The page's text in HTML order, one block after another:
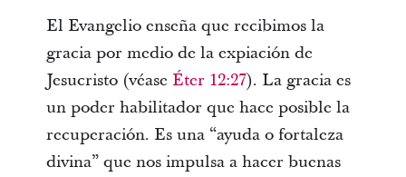
El Evangelio enseña que recibimos la
gracia por medio de la expiación de
Jesucristo (véase Éter 12:27). La gracia es
un poder habilitador que hace posible la
recuperación. Es una “ayuda o fortaleza
divina” que nos impulsa a hacer buenas